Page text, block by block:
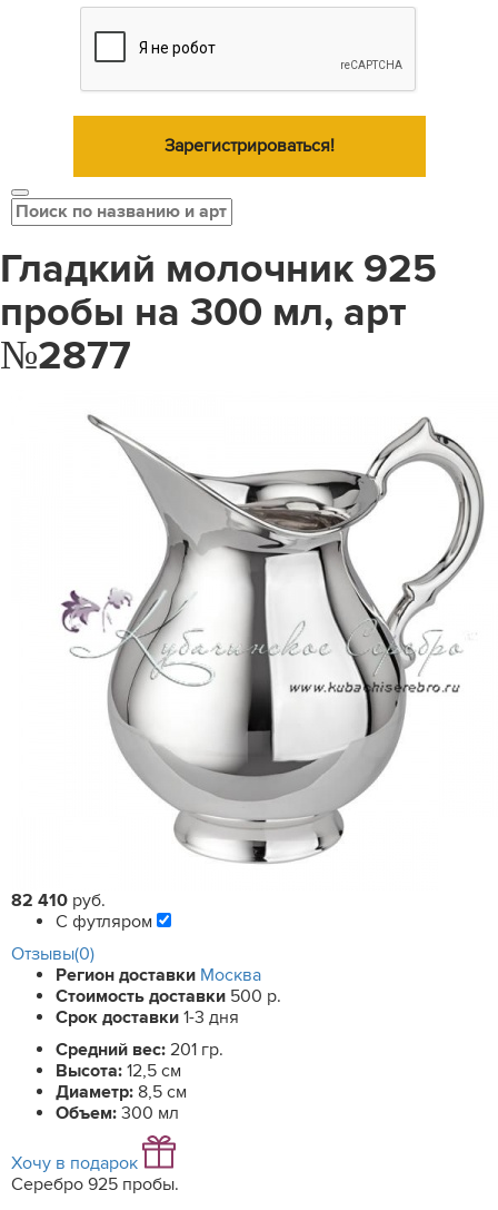
Зарегистрироваться!
Гладкий молочник 925
пробы на 300 мл, арт
№2877
82 410 руб.
С футляром
Отзывы(0)
Регион доставки Москва
Стоимость доставки 500 р.
Срок доставки 1-3 дня
Средний вес: 201 гр.
Высота: 12,5 см
Диаметр: 8,5 см
Объем: 300 мл
Хочу в подарок
Серебро 925 пробы.